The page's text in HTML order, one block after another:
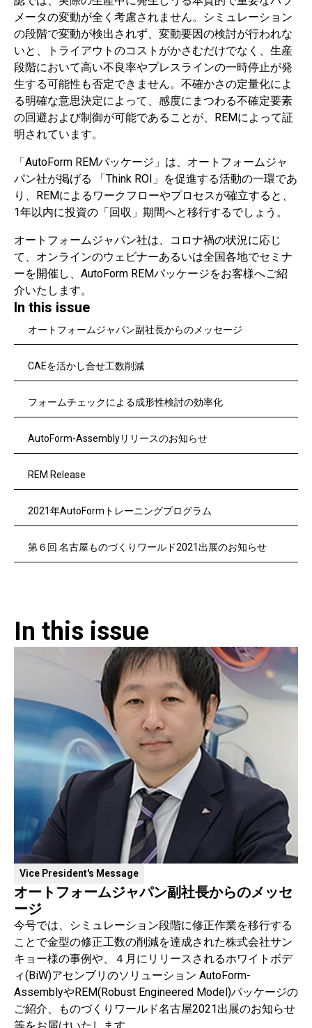
メータの変動が全く考慮されません。シミュレーション
の段階で変動が検出されず、変動要因の検討が行われな
いと、トライアウトのコストがかさむだけでなく、生産
段階において高い不良率やプレスラインの一時停止が発
生する可能性も否定できません。不確かさの定量化によ
る明確な意思決定によって、感度にまつわる不確定要素
の回避および制御が可能であることが、REMによって証
明されています。
「AutoForm REMパッケージ」は、オートフォームジャ
パン社が掲げる 「Think ROI」を促進する活動の一環であ
り、REMによるワークフローやプロセスが確立すると、
1年以内に投資の「回収」期間へと移行するでしょう。
オートフォームジャパン社は、コロナ禍の状況に応じ
て、オンラインのウェビナーあるいは全国各地でセミナ
ーを開催し、AutoForm REMパッケージをお客様へご紹
介いたします。
In this issue
オートフォームジャパン副社長からのメッセージ
CAEを活かし合せ工数削減
フォームチェックによる成形性検討の効率化
AutoForm-Assemblyリリースのお知らせ
REM Release
2021年AutoFormトレーニングプログラム
第６回 名古屋ものづくりワールド2021出展のお知らせ
In this issue​
Vice President's Message
オートフォームジャパン副社長からのメッセ
ージ
今号では、シミュレーション段階に修正作業を移行する
ことで金型の修正工数の削減を達成された株式会社サン
キョー様の事例や、４月にリリースされるホワイトボデ
ィ(BiW)アセンブリのソリューション AutoForm-
AssemblyやREM(Robust Engineered Model)パッケージの
ご紹介、ものづくりワールド名古屋2021出展のお知らせ
等をお届けいたします。